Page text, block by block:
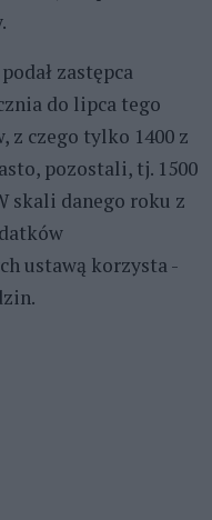
zastępca
do lipca tego
z czego tylko 1400 z
pozostali, tj. 1500
skali danego roku z
ustawą korzysta -